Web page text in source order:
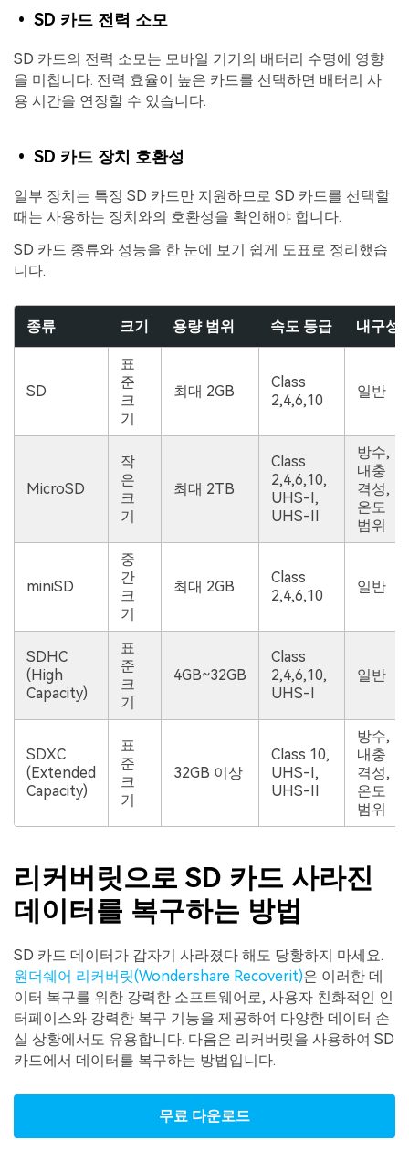
• SD 카드 전력 소모
SD 카드의 전력 소모는 모바일 기기의 배터리 수명에 영향
을 미칩니다. 전력 효율이 높은 카드를 선택하면 배터리 사
용 시간을 연장할 수 있습니다.
• SD 카드 장치 호환성
일부 장치는 특정 SD 카드만 지원하므로 SD 카드를 선택할
때는 사용하는 장치와의 호환성을 확인해야 합니다.
SD 카드 종류와 성능을 한 눈에 보기 쉽게 도표로 정리했습
니다.
종류 크기 용량 범위 속도 등급 내구성
SD
표
준
크
기
최대 2GB
Class
2,4,6,10
일반
MicroSD
작
은
크
기
최대 2TB
Class
2,4,6,10,
UHS-I,
UHS-II
방수,
내충
격성,
온도
범위
miniSD
중
간
크
기
최대 2GB
Class
2,4,6,10
일반
SDHC
(High
Capacity)
표
준
크
기
4GB~32GB
Class
2,4,6,10,
UHS-I
일반
SDXC
(Extended
Capacity)
표
준
크
기
32GB 이상
Class 10,
UHS-I,
UHS-II
방수,
내충
격성,
온도
범위
리커버릿으로 SD 카드 사라진
데이터를 복구하는 방법
SD 카드 데이터가 갑자기 사라졌다 해도 당황하지 마세요.
원더쉐어 리커버릿(Wondershare Recoverit)은 이러한 데
이터 복구를 위한 강력한 소프트웨어로, 사용자 친화적인 인
터페이스와 강력한 복구 기능을 제공하여 다양한 데이터 손
실 상황에서도 유용합니다. 다음은 리커버릿을 사용하여 SD
카드에서 데이터를 복구하는 방법입니다.
무료 다운로드